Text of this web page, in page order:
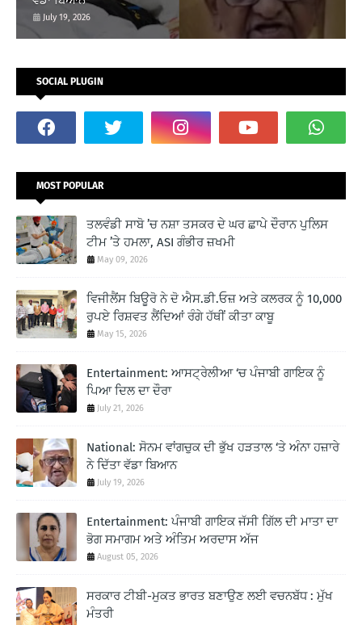
July 19, 2026
SOCIAL PLUGIN
MOST POPULAR
ਤਲਵੰਡੀ ਸਾਬੋ ’ਚ ਨਸ਼ਾ ਤਸਕਰ ਦੇ ਘਰ ਛਾਪੇ ਦੌਰਾਨ ਪੁਲਿਸ
ਟੀਮ ’ਤੇ ਹਮਲਾ, ASI ਗੰਭੀਰ ਜ਼ਖਮੀ
May 09, 2026
ਵਿਜੀਲੈਂਸ ਬਿਊਰੋ ਨੇ ਦੋ ਐਸ.ਡੀ.ਓਜ਼ ਅਤੇ ਕਲਰਕ ਨੂੰ 10,000
ਰੁਪਏ ਰਿਸ਼ਵਤ ਲੈਂਦਿਆਂ ਰੰਗੇ ਹੱਥੀਂ ਕੀਤਾ ਕਾਬੂ
May 15, 2026
Entertainment: ਆਸਟ੍ਰੇਲੀਆ ‘ਚ ਪੰਜਾਬੀ ਗਾਇਕ ਨੂੰ
ਪਿਆ ਦਿਲ ਦਾ ਦੌਰਾ
July 21, 2026
National: ਸੋਨਮ ਵਾਂਗਚੁਕ ਦੀ ਭੁੱਖ ਹੜਤਾਲ ‘ਤੇ ਅੰਨਾ ਹਜ਼ਾਰੇ
ਨੇ ਦਿੱਤਾ ਵੱਡਾ ਬਿਆਨ
July 19, 2026
Entertainment: ਪੰਜਾਬੀ ਗਾਇਕ ਜੱਸੀ ਗਿੱਲ ਦੀ ਮਾਤਾ ਦਾ
ਭੋਗ ਸਮਾਗਮ ਅਤੇ ਅੰਤਿਮ ਅਰਦਾਸ ਅੱਜ
August 05, 2026
ਸਰਕਾਰ ਟੀਬੀ-ਮੁਕਤ ਭਾਰਤ ਬਣਾਉਣ ਲਈ ਵਚਨਬੱਧ : ਮੁੱਖ
ਮੰਤਰੀ